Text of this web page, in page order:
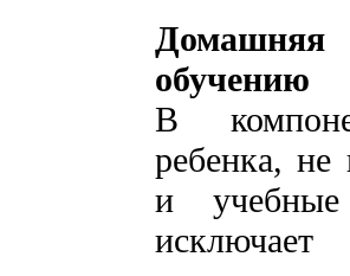
обучению
В
ребенка, не
и учебные
исключает